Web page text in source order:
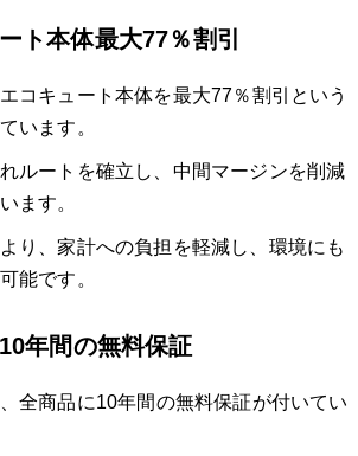
ト本体最大77％割引
コキュート本体を最大77％割引という
います。
ルートを確立し、中間マージンを削減
ます。
り、家計への負担を軽減し、環境にも
能です。
年間の無料保証
全商品に10年間の無料保証が付いてい